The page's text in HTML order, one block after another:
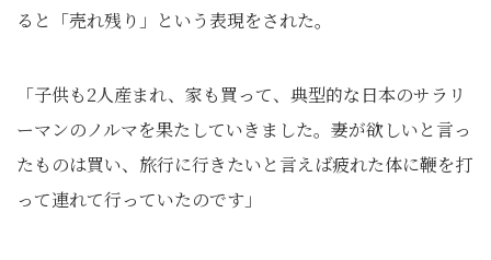
ると「売れ残り」という表現をされた。
「子供も2人産まれ、家も買って、典型的な日本のサラリ
ーマンのノルマを果たしていきました。妻が欲しいと言っ
たものは買い、旅行に行きたいと言えば疲れた体に鞭を打
って連れて行っていたのです」